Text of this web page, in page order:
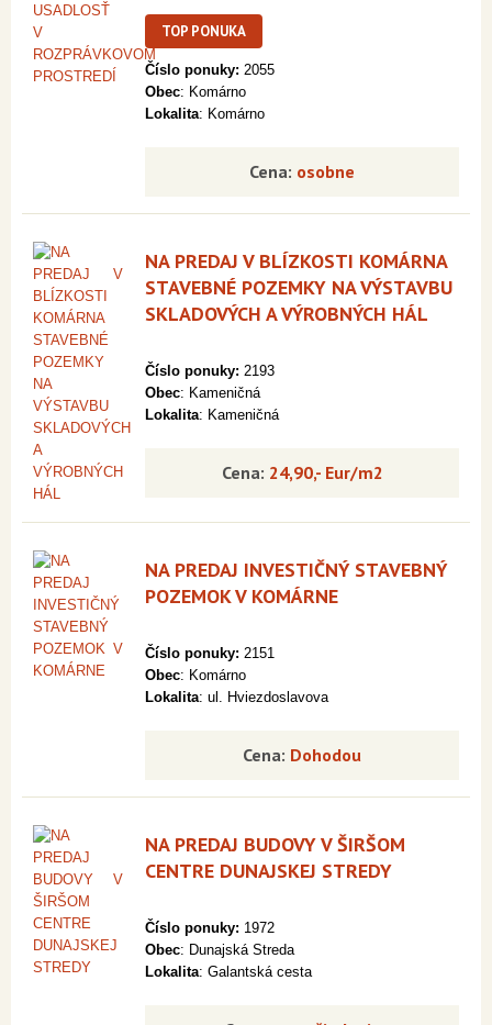
TOP PONUKA
Číslo ponuky: 2055
Obec: Komárno
Lokalita: Komárno
Cena: osobne
NA PREDAJ V BLÍZKOSTI KOMÁRNA
STAVEBNÉ POZEMKY NA VÝSTAVBU
SKLADOVÝCH A VÝROBNÝCH HÁL
Číslo ponuky: 2193
Obec: Kameničná
Lokalita: Kameničná
Cena: 24,90,- Eur/m2
NA PREDAJ INVESTIČNÝ STAVEBNÝ
POZEMOK V KOMÁRNE
Číslo ponuky: 2151
Obec: Komárno
Lokalita: ul. Hviezdoslavova
Cena: Dohodou
NA PREDAJ BUDOVY V ŠIRŠOM
CENTRE DUNAJSKEJ STREDY
Číslo ponuky: 1972
Obec: Dunajská Streda
Lokalita: Galantská cesta